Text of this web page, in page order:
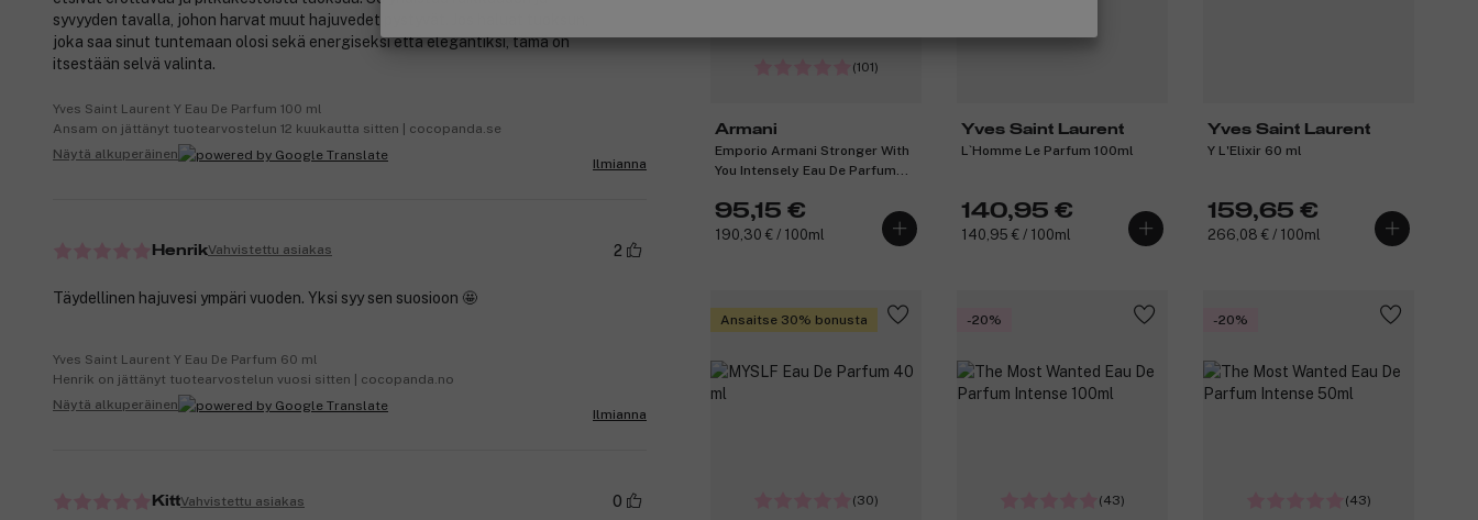
(101)
Armani
Emporio Armani Stronger With
You Intensely Eau De Parfum
95,15 €
190,30 € / 100ml
Yves Saint Laurent
L`Homme Le Parfum 100ml
140,95 €
140,95 € / 100ml
Yves Saint Laurent
Y L'Elixir 60 ml
159,65 €
266,08 € / 100ml
Ansaitse 30% bonusta
(30)
-20%
(43)
-20%
(43)
syvyyden tavalla, johon harvat muut hajuvedet pystyvät. Jos haluat tuoksun,
joka saa sinut tuntemaan olosi sekä energiseksi että elegantiksi, tämä on
itsestään selvä valinta.
Yves Saint Laurent Y Eau De Parfum 100 ml
Ansam on jättänyt tuotearvostelun 12 kuukautta sitten | cocopanda.se
Näytä alkuperäinen
Ilmianna
HenrikVahvistettu asiakas 2
Täydellinen hajuvesi ympäri vuoden. Yksi syy sen suosioon 🤩
Yves Saint Laurent Y Eau De Parfum 60 ml
Henrik on jättänyt tuotearvostelun vuosi sitten | cocopanda.no
Näytä alkuperäinen
Ilmianna
KittVahvistettu asiakas 0